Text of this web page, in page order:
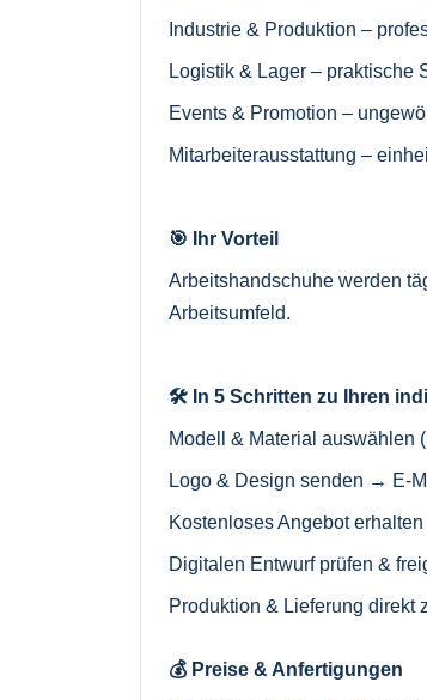
Industrie & Produktion –
Logistik & Lager – praktische
Events & Promotion –
Mitarbeiterausstattung –
🎯 Ihr Vorteil
Arbeitshandschuhe werden
Arbeitsumfeld.
🛠️ In 5 Schritten zu Ihren
Modell & Material auswählen
Logo & Design senden → E-
Kostenloses Angebot erhalten
Digitalen Entwurf prüfen &
Produktion & Lieferung direkt
💰 Preise & Anfertigungen